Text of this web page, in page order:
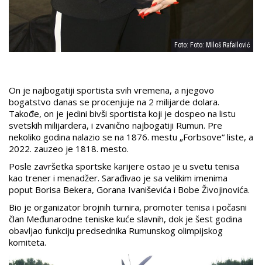
Foto: Foto: Miloš Rafailović
On je najbogatiji sportista svih vremena, a njegovo
bogatstvo danas se procenjuje na 2 milijarde dolara.
Takođe, on je jedini bivši sportista koji je dospeo na listu
svetskih milijardera, i zvanično najbogatiji Rumun. Pre
nekoliko godina nalazio se na 1876. mestu „Forbsove“ liste, a
2022. zauzeo je 1818. mesto.
Posle završetka sportske karijere ostao je u svetu tenisa
kao trener i menadžer. Sarađivao je sa velikim imenima
poput Borisa Bekera, Gorana Ivaniševića i Bobe Živojinovića.
Bio je organizator brojnih turnira, promoter tenisa i počasni
član Međunarodne teniske kuće slavnih, dok je šest godina
obavljao funkciju predsednika Rumunskog olimpijskog
komiteta.